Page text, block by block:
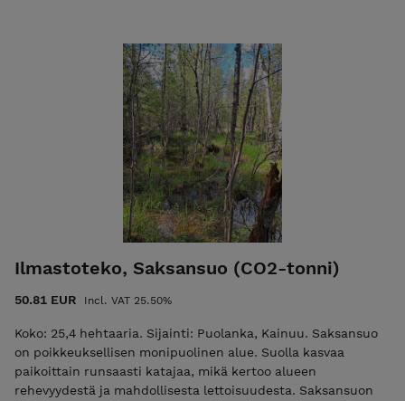
korkean veden aikaan veden pinnassa ja ovat kiinni
pohjamaassa vain matalan veden aikana. Ennallistamisalue
on suurelta osin rehevää sininheinävaltaista saranevaa ja
vesistön lähellä rantaluhtaa. Kauempana rannasta suo on
ollut alkuaan lähes avoin, mutta on nykyisin mäntyä kasvava
rehevä räme. Paikoin suokukka ja karpalo ovat edelleen
runsaita ja rahkasammalet vallitsevat pohjakerrosta.
Eteläosassa on karumpaa isovarpurämeen tyylistä, mutta
nykyasussaan liian puustoista aluetta. Ostokset näkyvät
muutaman arkipäivän kuluessa Hiilipörssin julkisessa
Ilmastoteko, Saksansuo (CO2-tonni)
50.81 EUR Incl. VAT 25.50%
Koko: 25,4 hehtaaria. Sijainti: Puolanka, Kainuu. Saksansuo
on poikkeuksellisen monipuolinen alue. Suolla kasvaa
paikoittain runsaasti katajaa, mikä kertoo alueen
rehevyydestä ja mahdollisesta lettoisuudesta. Saksansuon